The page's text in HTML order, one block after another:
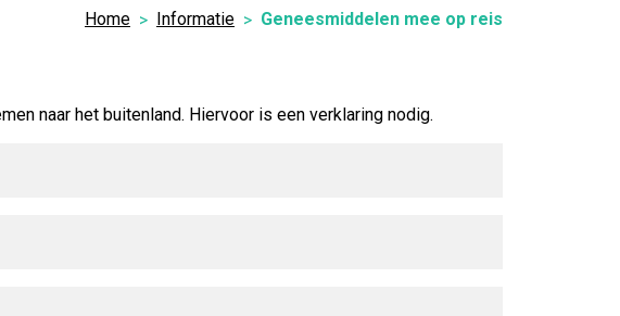
Home Informatie Geneesmiddelen mee op reis
naar het buitenland. Hiervoor is een verklaring nodig.